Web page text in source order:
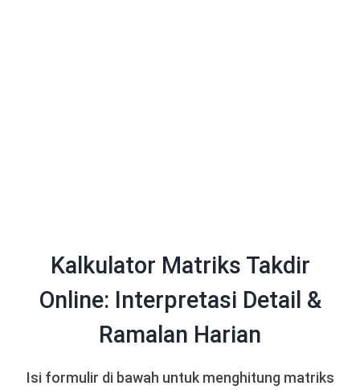
Kalkulator Matriks Takdir
Online: Interpretasi Detail &
Ramalan Harian
Isi formulir di bawah untuk menghitung matriks